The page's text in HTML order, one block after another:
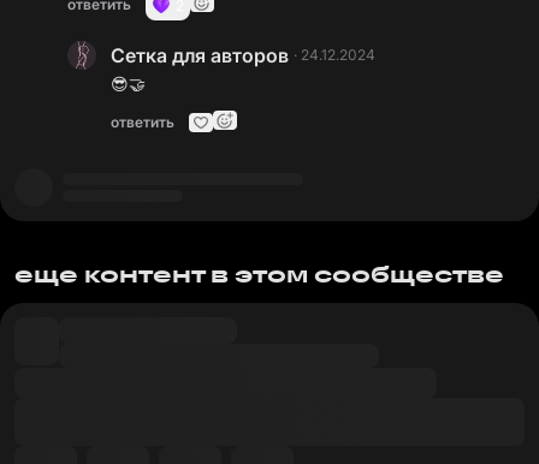
ответить
Сетка для авторов · 24.12.2024
😎🤝
ответить
еще контент в этом сообществе